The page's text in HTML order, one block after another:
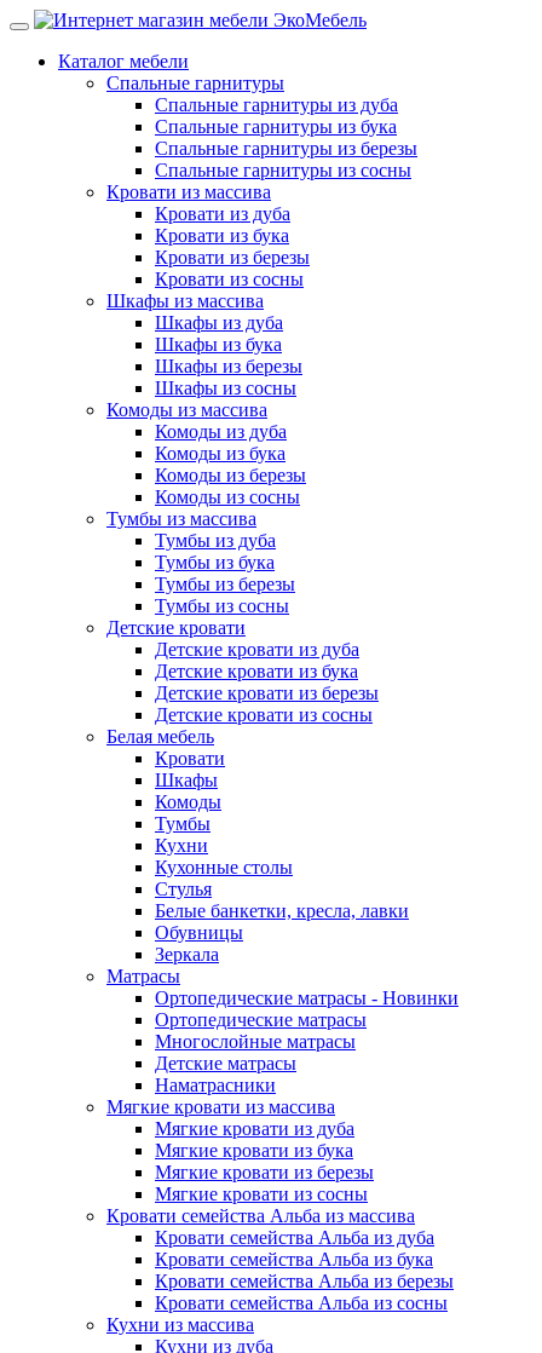
Каталог мебели
Спальные гарнитуры
Спальные гарнитуры из дуба
Спальные гарнитуры из бука
Спальные гарнитуры из березы
Спальные гарнитуры из сосны
Кровати из массива
Кровати из дуба
Кровати из бука
Кровати из березы
Кровати из сосны
Шкафы из массива
Шкафы из дуба
Шкафы из бука
Шкафы из березы
Шкафы из сосны
Комоды из массива
Комоды из дуба
Комоды из бука
Комоды из березы
Комоды из сосны
Тумбы из массива
Тумбы из дуба
Тумбы из бука
Тумбы из березы
Тумбы из сосны
Детские кровати
Детские кровати из дуба
Детские кровати из бука
Детские кровати из березы
Детские кровати из сосны
Белая мебель
Кровати
Шкафы
Комоды
Тумбы
Кухни
Кухонные столы
Стулья
Белые банкетки, кресла, лавки
Обувницы
Зеркала
Матрасы
Ортопедические матрасы - Новинки
Ортопедические матрасы
Многослойные матрасы
Детские матрасы
Наматрасники
Мягкие кровати из массива
Мягкие кровати из дуба
Мягкие кровати из бука
Мягкие кровати из березы
Мягкие кровати из сосны
Кровати семейства Альба из массива
Кровати семейства Альба из дуба
Кровати семейства Альба из бука
Кровати семейства Альба из березы
Кровати семейства Альба из сосны
Кухни из массива
Кухни из дуба